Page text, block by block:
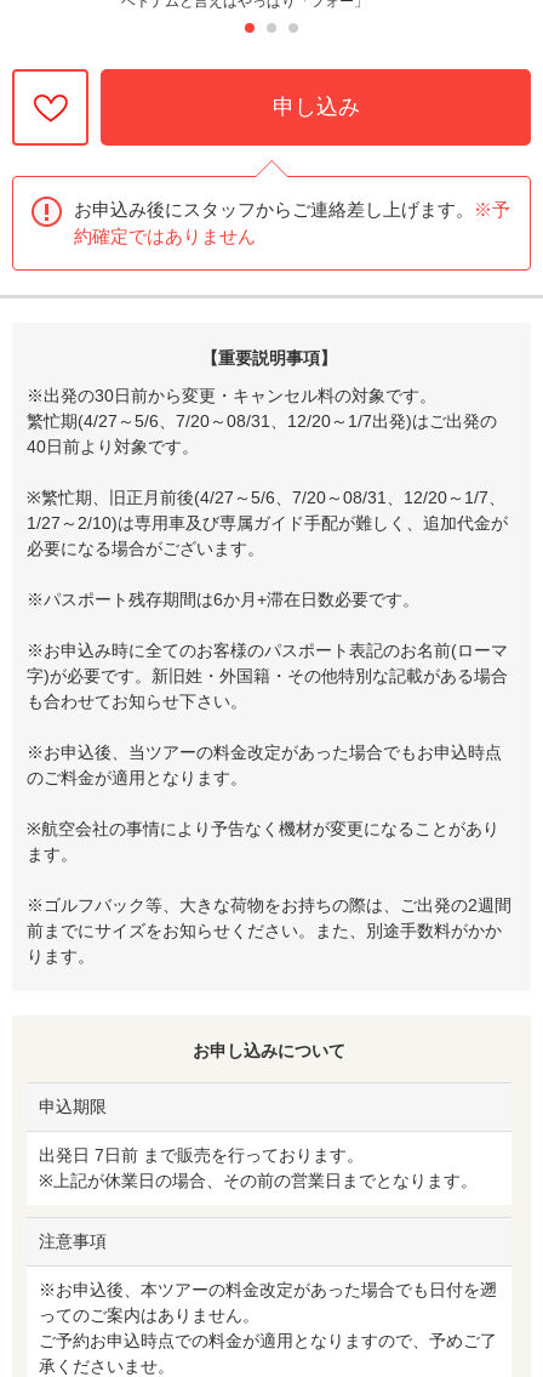
申し込み
お申込み後にスタッフからご連絡差し上げます。
※予
約確定ではありません
【重要説明事項】
※出発の30日前から変更・キャンセル料の対象です。
繁忙期(4/27～5/6、7/20～08/31、12/20～1/7出発)はご出発の
40日前より対象です。
※繁忙期、旧正月前後(4/27～5/6、7/20～08/31、12/20～1/7、
1/27～2/10)は専用車及び専属ガイド手配が難しく、追加代金が
必要になる場合がございます。
※パスポート残存期間は6か月+滞在日数必要です。
※お申込み時に全てのお客様のパスポート表記のお名前(ローマ
字)が必要です。新旧姓・外国籍・その他特別な記載がある場合
も合わせてお知らせ下さい。
※お申込後、当ツアーの料金改定があった場合でもお申込時点
のご料金が適用となります。
※航空会社の事情により予告なく機材が変更になることがあり
ます。
※ゴルフバック等、大きな荷物をお持ちの際は、ご出発の2週間
前までにサイズをお知らせください。また、別途手数料がかか
ります。
お申し込みについて
申込期限
出発日 7日前 まで販売を行っております。
※上記が休業日の場合、その前の営業日までとなります。
注意事項
※お申込後、本ツアーの料金改定があった場合でも日付を遡
ってのご案内はありません。
ご予約お申込時点での料金が適用となりますので、予めご了
承くださいませ。